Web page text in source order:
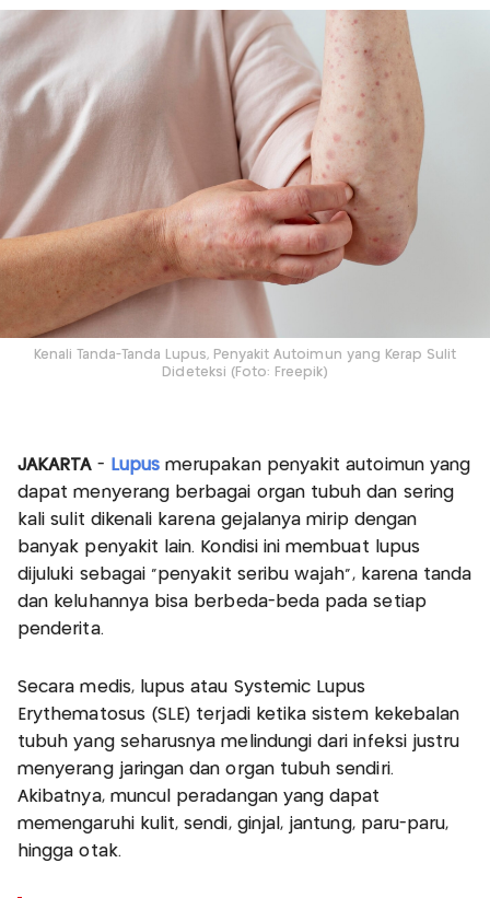
Kenali Tanda-Tanda Lupus, Penyakit Autoimun yang Kerap Sulit
Dideteksi (Foto: Freepik)
JAKARTA- Lupusmerupakan penyakit autoimun yang
dapat menyerang berbagai organ tubuh dan sering
kali sulit dikenali karena gejalanya mirip dengan
banyak penyakit lain. Kondisi ini membuat lupus
dijuluki sebagai "penyakit seribu wajah", karena tanda
dan keluhannya bisa berbeda-beda pada setiap
penderita.
Secara medis, lupus atau Systemic Lupus
Erythematosus (SLE) terjadi ketika sistem kekebalan
tubuh yang seharusnya melindungi dari infeksi justru
menyerang jaringan dan organ tubuh sendiri.
Akibatnya, muncul peradangan yang dapat
memengaruhi kulit, sendi, ginjal, jantung, paru-paru,
hingga otak.